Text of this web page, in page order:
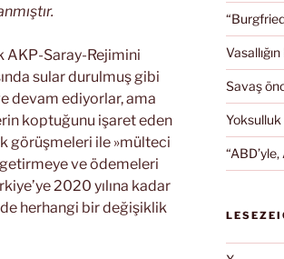
AKP-Saray-Rejimini
sular durulmuş gibi
devam ediyorlar, ama
koptuğunu işaret eden
görüşmeleri ile »mülteci
ve ödemeleri
2020 yılına kadar
herhangi bir değişiklik
Savaş
“ABD’yle,